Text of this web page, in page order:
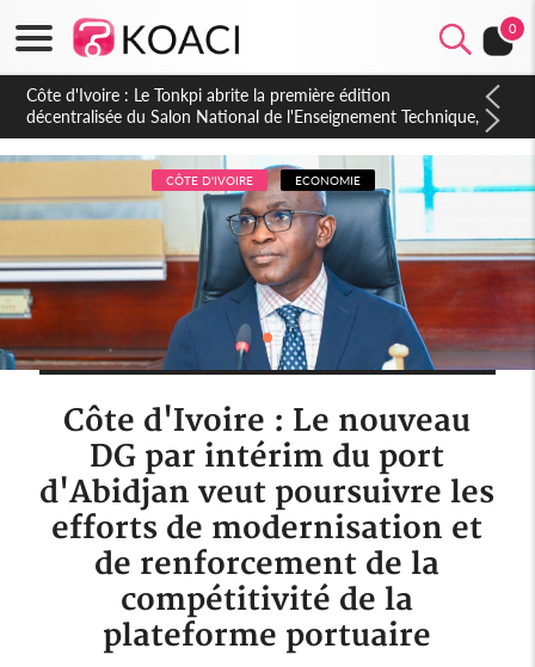
0
Côte d'Ivoire : PPA-CI, Gbagbo délègue une partie de ses
prérogatives de président à 05 cadres, vers sa retraite
politique ?
CÔTE D'IVOIRE ECONOMIE
Côte d'Ivoire : Le nouveau
DG par intérim du port
d'Abidjan veut poursuivre les
efforts de modernisation et
de renforcement de la
compétitivité de la
plateforme portuaire